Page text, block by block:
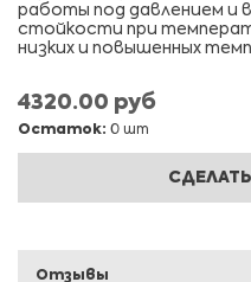
работы под давлением и
стойкости при
низких и повышенных
4320.00 руб
Остаток: 0 шт
Отзывы